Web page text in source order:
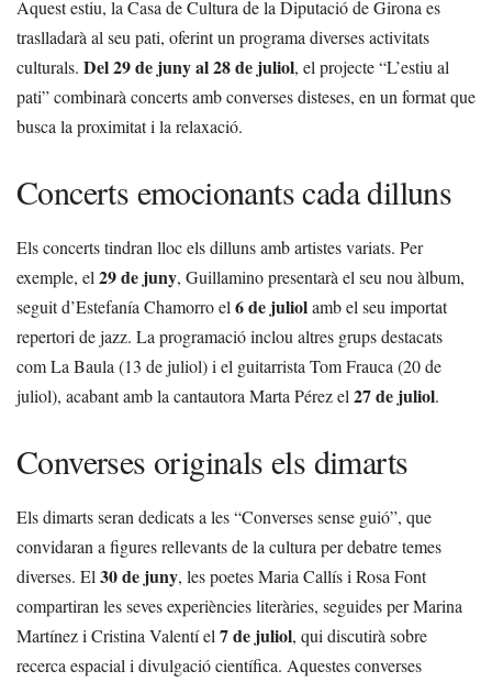
Aquest estiu, la Casa de Cultura de la Diputació de Girona es
traslladarà al seu pati, oferint un programa diverses activitats
culturals. Del 29 de juny al 28 de juliol, el projecte “L’estiu al
pati” combinarà concerts amb converses disteses, en un format que
busca la proximitat i la relaxació.
Concerts emocionants cada dilluns
Els concerts tindran lloc els dilluns amb artistes variats. Per
exemple, el 29 de juny, Guillamino presentarà el seu nou àlbum,
seguit d’Estefanía Chamorro el 6 de juliolamb el seu importat
repertori de jazz. La programació inclou altres grups destacats
com La Baula (13 de juliol) i el guitarrista Tom Frauca (20 de
juliol), acabant amb la cantautora Marta Pérez el 27 de juliol.
Converses originals els dimarts
Els dimarts seran dedicats a les “Converses sense guió”, que
convidaran a figures rellevants de la cultura per debatre temes
diverses. El 30 de juny, les poetes Maria Callís i Rosa Font
compartiran les seves experiències literàries, seguides per Marina
Martínez i Cristina Valentí el 7 de juliol, qui discutirà sobre
recerca espacial i divulgació científica. Aquestes converses